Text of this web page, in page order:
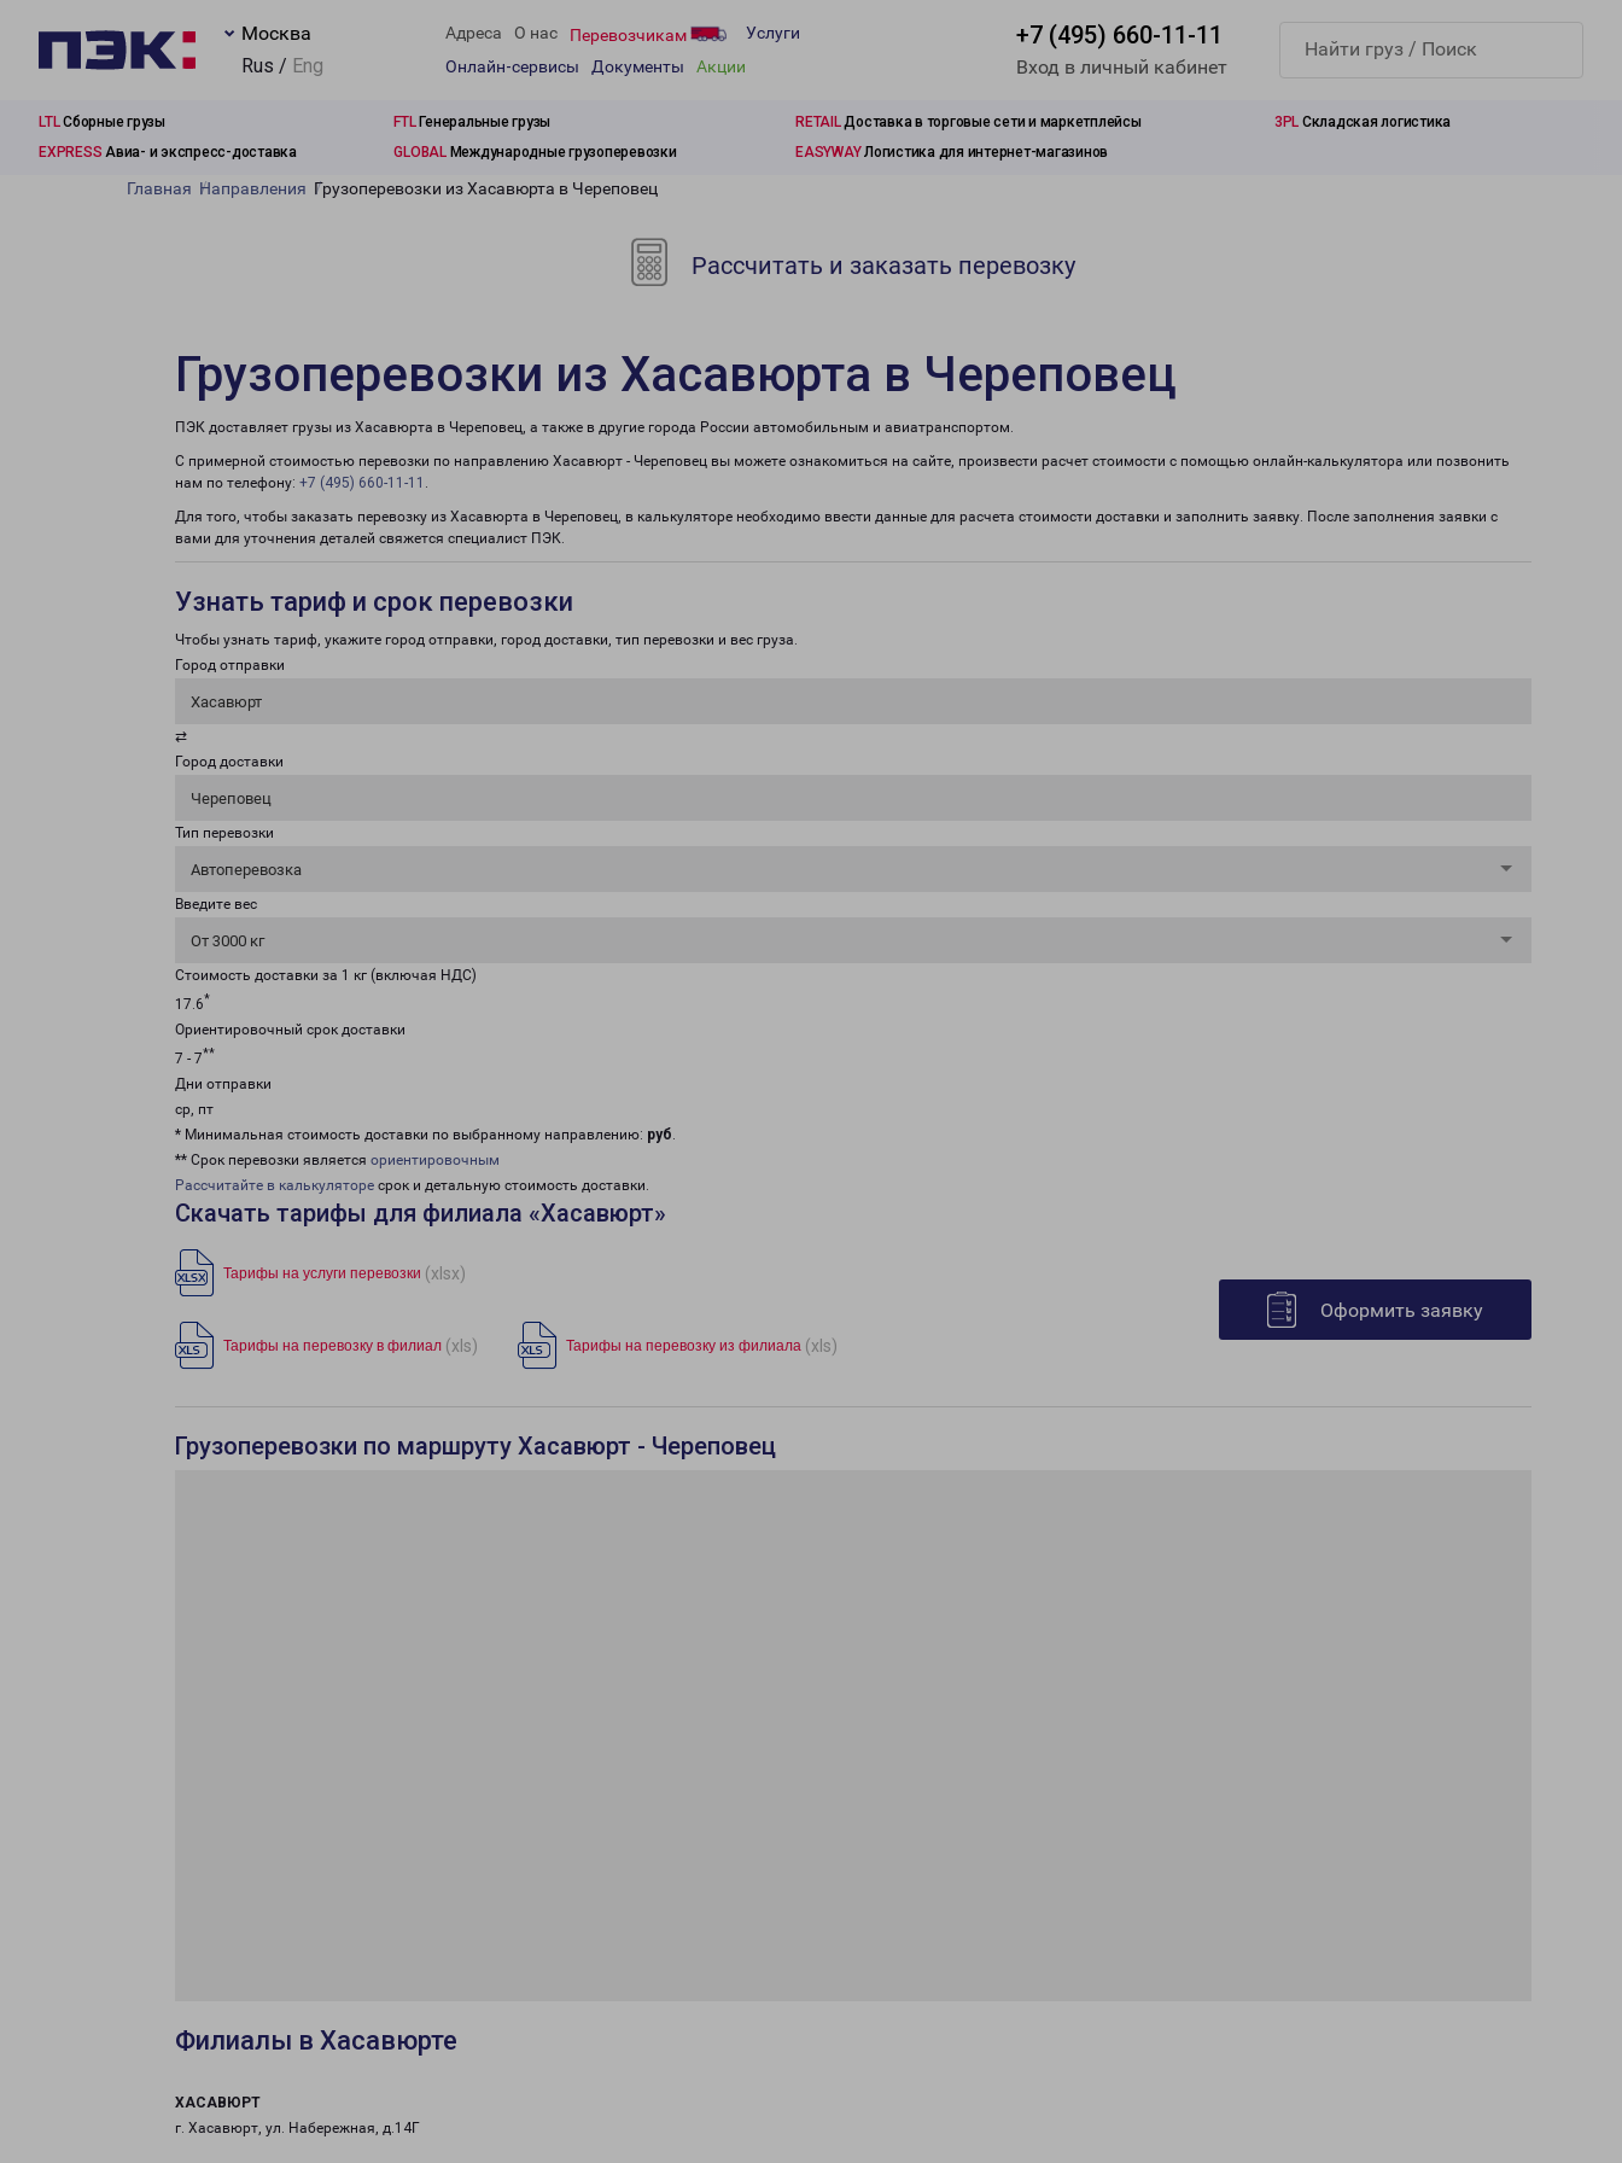
Москва
Rus / Eng
Адреса О нас Перевозчикам
Услуги
Онлайн-сервисы
Документы Акции
+7 (495) 660-11-11
Вход в личный кабинет
LTLСборные грузы FTLГенеральные грузы RETAILДоставка в торговые сети и маркетплейсы 3PL Складская логистика
EXPRESS Авиа- и экспресс-доставка GLOBALМеждународные грузоперевозки EASYWAYЛогистика для интернет-магазинов
Главная Направления Грузоперевозки из Хасавюрта в Череповец
Рассчитать и заказать перевозку
Грузоперевозки из Хасавюрта в Череповец
ПЭК доставляет грузы из Хасавюрта в Череповец, а также в другие города России автомобильным и авиатранспортом.
С примерной стоимостью перевозки по направлению Хасавюрт - Череповец вы можете ознакомиться на сайте, произвести расчет стоимости с помощью онлайн-калькулятора или позвонить
нам по телефону: +7 (495) 660-11-11 .
Для того, чтобы заказать перевозку из Хасавюрта в Череповец, в калькуляторе необходимо ввести данные для расчета стоимости доставки и заполнить заявку. После заполнения заявки с
вами для уточнения деталей свяжется специалист ПЭК.
Узнать тариф и срок перевозки
Чтобы узнать тариф, укажите город отправки, город доставки, тип перевозки и вес груза.
Город отправки
Хасавюрт
⇄
Город доставки
Череповец
Тип перевозки
Автоперевозка
Введите вес
От 3000 кг
Стоимость доставки за 1 кг (включая НДС)
17.6*
Ориентировочный срок доставки
7 - 7**
Дни отправки
ср, пт
* Минимальная стоимость доставки по выбранному направлению: руб.
** Срок перевозки является ориентировочным
Рассчитайте в калькуляторе срок и детальную стоимость доставки.
Скачать тарифы для филиала «Хасавюрт»
Тарифы на услуги перевозки (xlsx)
Тарифы на перевозку в филиал (xls) Тарифы на перевозку из филиала (xls)
Оформить заявку
Грузоперевозки по маршруту Хасавюрт - Череповец
Филиалы в Хасавюрте
ХАСАВЮРТ
г. Хасавюрт, ул. Набережная, д.14Г